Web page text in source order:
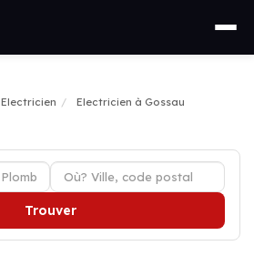
Electricien
Electricien à Gossau
Trouver